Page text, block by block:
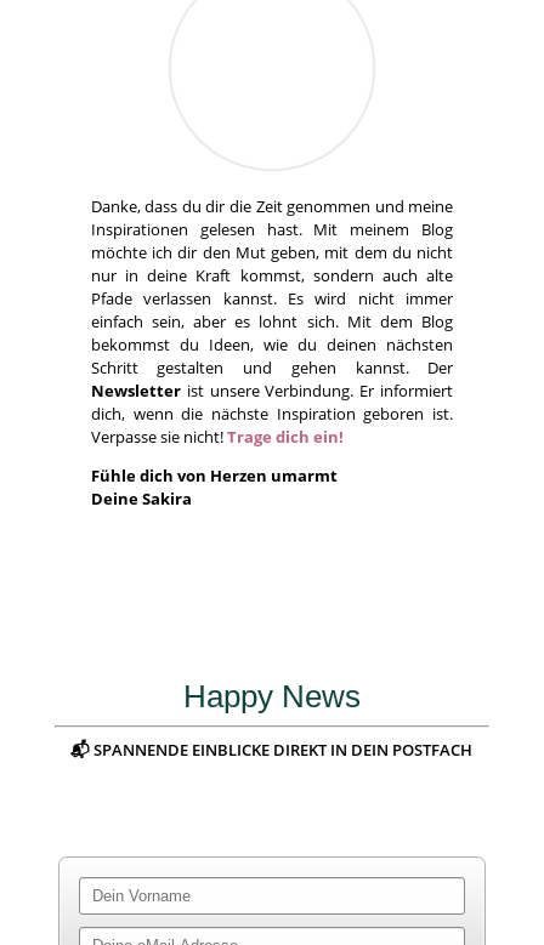
Danke, dass du dir die Zeit genommen und meine
Inspirationen gelesen hast. Mit meinem Blog
möchte ich dir den Mut geben, mit dem du nicht
nur in deine Kraft kommst, sondern auch alte
Pfade verlassen kannst. Es wird nicht immer
einfach sein, aber es lohnt sich. Mit dem Blog
bekommst du Ideen, wie du deinen nächsten
Schritt gestalten und gehen kannst. Der
Newsletterist unsere Verbindung. Er informiert
dich, wenn die nächste Inspiration geboren ist.
Verpasse sie nicht!Trage dich ein!
Fühle dich von Herzen umarmt
Deine Sakira
Happy News
📬 SPANNENDE EINBLICKE DIREKT IN DEIN POSTFACH